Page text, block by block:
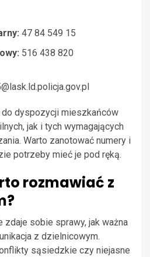
47 84 549 15
516 438 820
dyspozycji mieszkańców
jak i tych wymagających
Warto zanotować numery i
potrzeby mieć je pod ręką.
rozmawiać z
sobie sprawy, jak ważna
z dzielnicowym.
sąsiedzkie czy niejasne